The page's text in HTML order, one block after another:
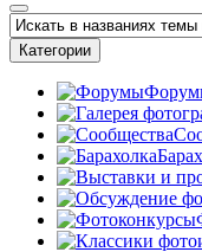
Категории